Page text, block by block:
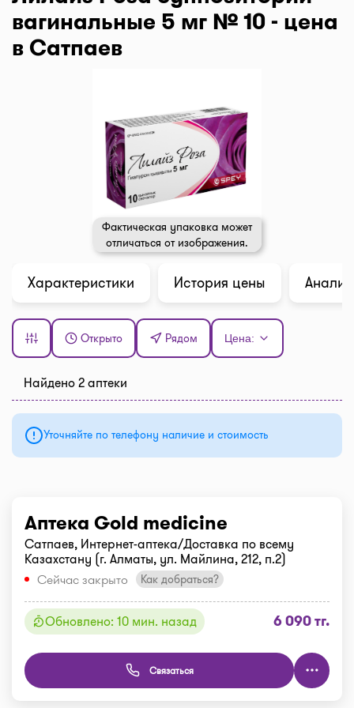
вагинальные 5 мг № 10 - цена
в Сатпаев
Фактическая упаковка может
отличаться от изображения.
Характеристики История цены
Открыто Рядом Цена:
Найдено 2 аптеки
Уточняйте по телефону наличие и стоимость
Аптека Gold medicine
Сатпаев, Интернет-аптека/Доставка по всему
Казахстану (г. Алматы, ул. Майлина, 212, п.2)
Сейчас закрыто
Как добраться?
Обновлено: 10 мин. назад 6 090 тг.
Связаться